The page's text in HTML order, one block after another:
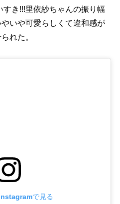
すき!!!里依紗ちゃんの振り幅
いや可愛らしくて違和感が
れた。
で見る